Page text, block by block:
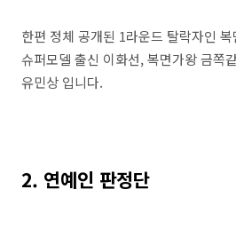
한편 정체 공개된 1라운드 탈락자인
슈퍼모델 출신 이화선, 복면가왕 금쪽
유민상 입니다.
2. 연예인 판정단